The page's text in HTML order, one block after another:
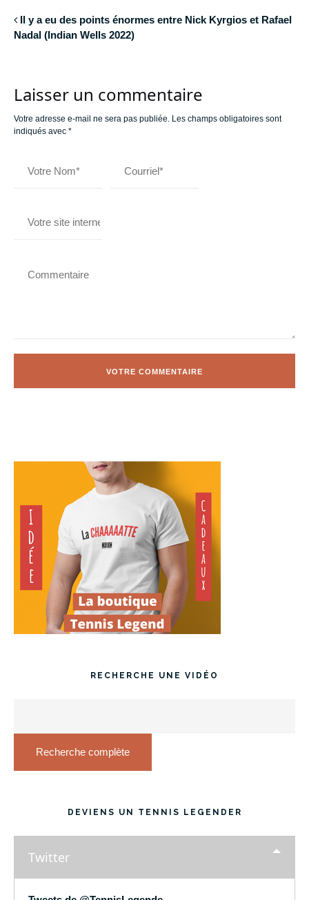
Il y a eu des points énormes entre Nick Kyrgios et Rafael
Nadal (Indian Wells 2022)
Laisser un commentaire
Votre adresse e-mail ne sera pas publiée. Les champs obligatoires sont
indiqués avec *
RECHERCHE UNE VIDÉO
Recherche complète
DEVIENS UN TENNIS LEGENDER
Twitter